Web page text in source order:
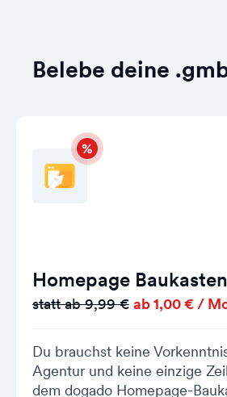
Belebe deine
Homepage Baukasten
statt ab 9,99 € ab 1,00 € /
Du brauchst keine
Agentur und keine einzige
dem dogado Homepage-